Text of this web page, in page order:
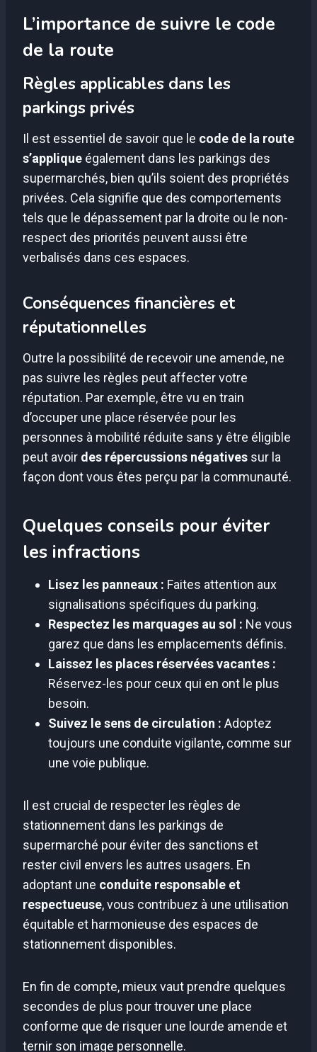
L’importance de suivre le code
de la route
Règles applicables dans les
parkings privés
Il est essentiel de savoir que le code de la route
s’applique également dans les parkings des
supermarchés, bien qu’ils soient des propriétés
privées. Cela signifie que des comportements
tels que le dépassement par la droite ou le non-
respect des priorités peuvent aussi être
verbalisés dans ces espaces.
Conséquences financières et
réputationnelles
Outre la possibilité de recevoir une amende, ne
pas suivre les règles peut affecter votre
réputation. Par exemple, être vu en train
d’occuper une place réservée pour les
personnes à mobilité réduite sans y être éligible
peut avoir des répercussions négatives sur la
façon dont vous êtes perçu par la communauté.
Quelques conseils pour éviter
les infractions
Lisez les panneaux : Faites attention aux
signalisations spécifiques du parking.
Respectez les marquages au sol : Ne vous
garez que dans les emplacements définis.
Laissez les places réservées vacantes :
Réservez-les pour ceux qui en ont le plus
besoin.
Suivez le sens de circulation : Adoptez
toujours une conduite vigilante, comme sur
une voie publique.
Il est crucial de respecter les règles de
stationnement dans les parkings de
supermarché pour éviter des sanctions et
rester civil envers les autres usagers. En
adoptant une conduite responsable et
respectueuse, vous contribuez à une utilisation
équitable et harmonieuse des espaces de
stationnement disponibles.
En fin de compte, mieux vaut prendre quelques
secondes de plus pour trouver une place
conforme que de risquer une lourde amende et
ternir son image personnelle.